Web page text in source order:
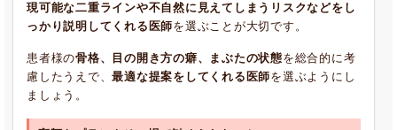
現可能な二重ラインや不自然に見えてしまうリスクなどをし
っかり説明してくれる医師を選ぶことが大切です。
患者様の骨格、目の開き方の癖、まぶたの状態を総合的に考
慮したうえで、最適な提案をしてくれる医師を選ぶようにし
ましょう。